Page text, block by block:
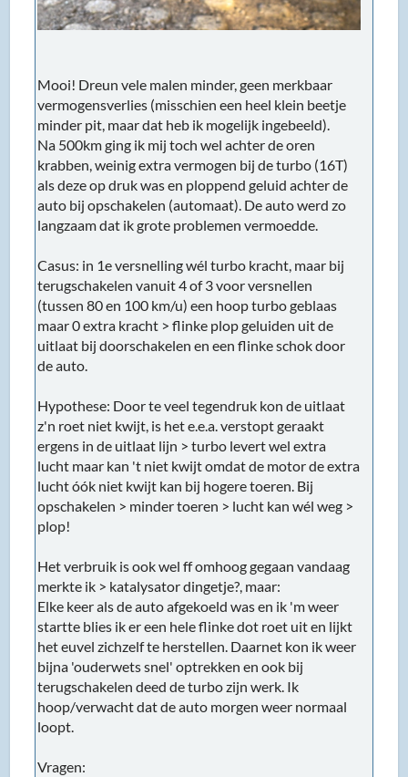
Mooi! Dreun vele malen minder, geen merkbaar
vermogensverlies (misschien een heel klein beetje
minder pit, maar dat heb ik mogelijk ingebeeld).
Na 500km ging ik mij toch wel achter de oren
krabben, weinig extra vermogen bij de turbo (16T)
als deze op druk was en ploppend geluid achter de
auto bij opschakelen (automaat). De auto werd zo
langzaam dat ik grote problemen vermoedde.
Casus: in 1e versnelling wél turbo kracht, maar bij
terugschakelen vanuit 4 of 3 voor versnellen
(tussen 80 en 100 km/u) een hoop turbo geblaas
maar 0 extra kracht > flinke plop geluiden uit de
uitlaat bij doorschakelen en een flinke schok door
de auto.
Hypothese: Door te veel tegendruk kon de uitlaat
z'n roet niet kwijt, is het e.e.a. verstopt geraakt
ergens in de uitlaat lijn > turbo levert wel extra
lucht maar kan 't niet kwijt omdat de motor de extra
lucht óók niet kwijt kan bij hogere toeren. Bij
opschakelen > minder toeren > lucht kan wél weg >
plop!
Het verbruik is ook wel ff omhoog gegaan vandaag
merkte ik > katalysator dingetje?, maar:
Elke keer als de auto afgekoeld was en ik 'm weer
startte blies ik er een hele flinke dot roet uit en lijkt
het euvel zichzelf te herstellen. Daarnet kon ik weer
bijna 'ouderwets snel' optrekken en ook bij
terugschakelen deed de turbo zijn werk. Ik
hoop/verwacht dat de auto morgen weer normaal
loopt.
Vragen: